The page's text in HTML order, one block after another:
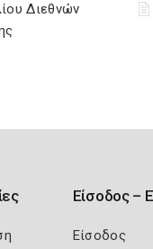
Διεθνών
Είσοδος –
Είσοδος